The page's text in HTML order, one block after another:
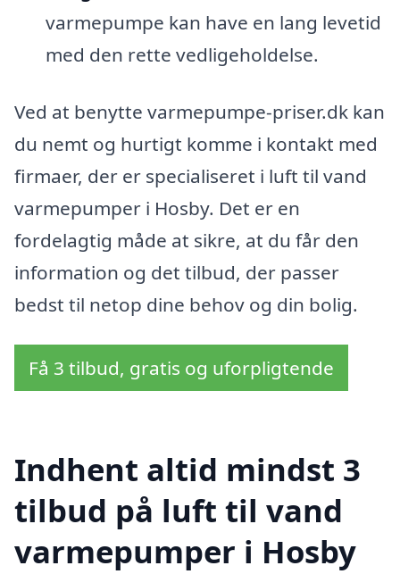
varmepumpe kan have en lang levetid
med den rette vedligeholdelse.
Ved at benytte varmepumpe-priser.dk kan
du nemt og hurtigt komme i kontakt med
firmaer, der er specialiseret i luft til vand
varmepumper i Hosby. Det er en
fordelagtig måde at sikre, at du får den
information og det tilbud, der passer
bedst til netop dine behov og din bolig.
Få 3 tilbud, gratis og uforpligtende
Indhent altid mindst 3
tilbud på luft til vand
varmepumper i Hosby